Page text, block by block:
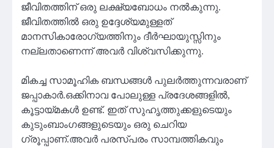
ജീവിതത്തിന് ഒരു ലക്ഷ്യബോധം നൽകുന്നു.
ജീവിതത്തിൽ ഒരു ഉദ്ദേശ്യമുള്ളത്
മാനസികാരോഗ്യത്തിനും ദീർഘായുസ്സിനും
നല്ലതാണെന്ന് അവർ വിശ്വസിക്കുന്നു.
മികച്ച സാമൂഹിക ബന്ധങ്ങൾ പുലർത്തുന്നവരാണ്
ജപ്പാകാർ.ഒക്കിനാവ പോലുള്ള പ്രദേശങ്ങളിൽ,
കൂട്ടായ്മകൾ ഉണ്ട്. ഇത് സുഹൃത്തുക്കളുടെയും
കുടുംബാംഗങ്ങളുടെയും ഒരു ചെറിയ
ഗ്രൂപ്പാണ്.അവർ പരസ്പരം സാമ്പത്തികവും